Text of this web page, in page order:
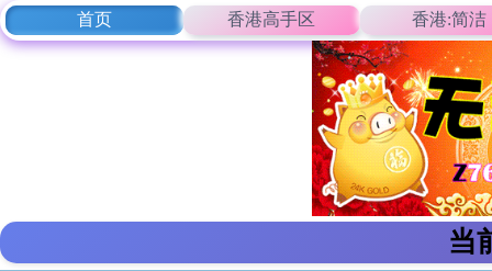
首页 香港高手区 香港:简洁
当